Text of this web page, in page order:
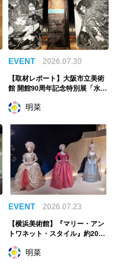
EVENT 2026.07.30
【取材レポート】大阪市立美術
館 開館90周年記念特別展「水滸
き込む世界観
明菜
EVENT 2026.07.23
【横浜美術館】『マリー・アン
トワネット・スタイル』約200
のスタイル
明菜